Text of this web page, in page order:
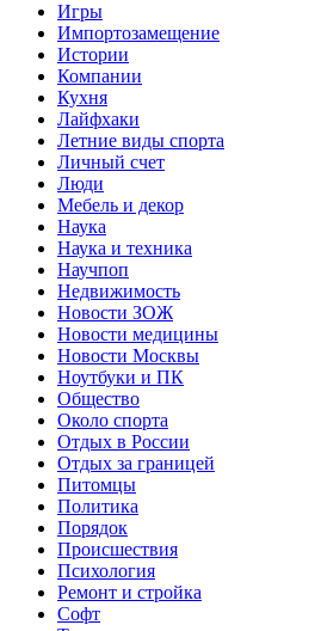
Игры
Импортозамещение
Истории
Компании
Кухня
Лайфхаки
Летние виды спорта
Личный счет
Люди
Мебель и декор
Наука
Наука и техника
Научпоп
Недвижимость
Новости ЗОЖ
Новости медицины
Новости Москвы
Ноутбуки и ПК
Общество
Около спорта
Отдых в России
Отдых за границей
Питомцы
Политика
Порядок
Происшествия
Психология
Ремонт и стройка
Софт